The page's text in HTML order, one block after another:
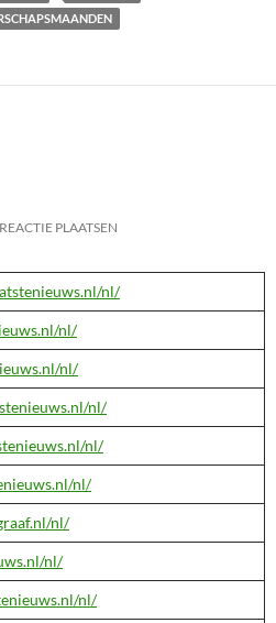
PLAATSEN
nl/
nl/
nl/
nl/
nl/
nl/
nl/
nl/
nl/